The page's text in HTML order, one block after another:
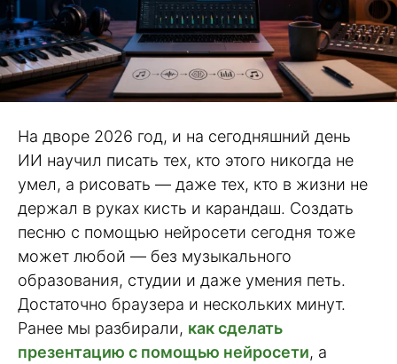
На дворе 2026 год, и на сегодняшний день
ИИ научил писать тех, кто этого никогда не
умел, а рисовать — даже тех, кто в жизни не
держал в руках кисть и карандаш. Создать
песню с помощью нейросети сегодня тоже
может любой — без музыкального
образования, студии и даже умения петь.
Достаточно браузера и нескольких минут.
Ранее мы разбирали, как сделать
презентацию с помощью нейросети, а